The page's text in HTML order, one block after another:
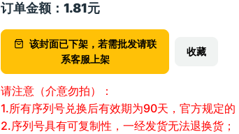
订单金额： 1.81元
该封面已下架，若需批发请联
系客服上架
收藏
请注意（介意勿拍）：
1.所有序列号兑换后有效期为90天，官方规定的
2.序列号具有可复制性，一经发货无法退换货；